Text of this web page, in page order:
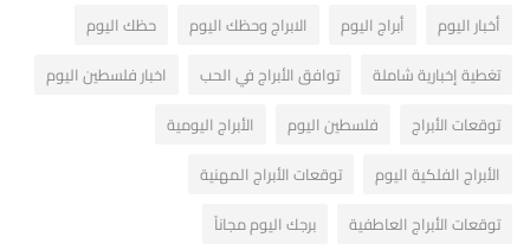
أخبار اليوم أبراج اليوم الابراج وحظك اليوم
حظك اليوم
تغطية إخبارية شاملة
توافق الأبراج في الحب
اخبار فلسطين اليوم
توقعات الأبراج
فلسطين اليوم
الأبراج اليومية
الأبراج الفلكية اليوم
توقعات الأبراج المهنية
توقعات الأبراج العاطفية
برجك اليوم مجاناً